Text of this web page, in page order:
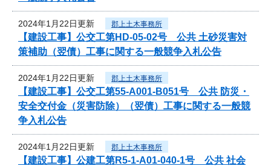
2024年1月22日更新 郡上土木事務所
【建設工事】公交工第HD-05-02号 公共 土砂災害対
策補助（翌債）工事に関する一般競争入札公告
2024年1月22日更新 郡上土木事務所
【建設工事】公交工第55-A001-B051号 公共 防災・
安全交付金（災害防除）（翌債）工事に関する一般競
争入札公告
2024年1月22日更新 郡上土木事務所
【建設工事】公建工第R5-1-A01-040-1号 公共 社会